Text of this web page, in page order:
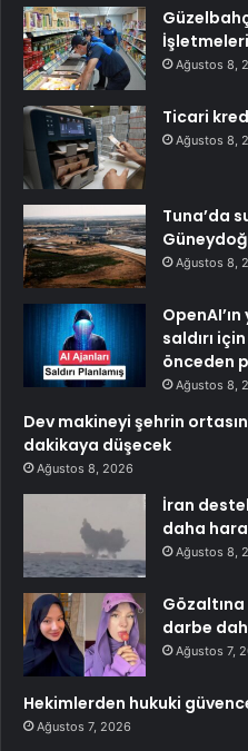
Ağustos 8,
Ticari
Ağustos 8,
Tuna’da
Ağustos 8,
saldırı
önceden
Ağustos 8,
Dev makineyi şehrin
dakikaya düşecek
Ağustos 8, 2026
İran
daha
Ağustos 8,
darbe
Ağustos 7,
Hekimlerden hukuki
Ağustos 7, 2026